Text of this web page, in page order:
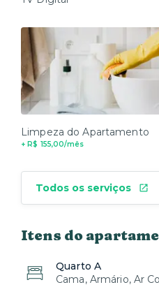
Limpeza do Apartamento
+ R$ 155,00/mês
Todos os serviços
Itens do
Quarto A
Cama, Armário, Ar